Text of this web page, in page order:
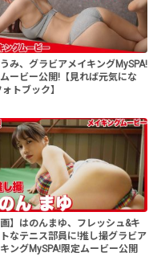
み、グラビアメイキングMySPA!
ービー公開!【見れば元気にな
トブック】
画】はのんまゆ、フレッシュ&キ
なテニス部員に!推し撮グラビア
ングMySPA!限定ムービー公開